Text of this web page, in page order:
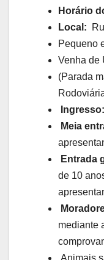
Horário
Local:
Pequeno
Venha de
(Parada
Ingresso:
Meia
Entrada
de 10
mediante
Animais